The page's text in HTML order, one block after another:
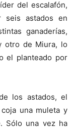
del escalafón,
seis astados en
ganaderías,
otro de Miura, lo
el planteado por
los astados, el
una muleta y
Sólo una vez ha